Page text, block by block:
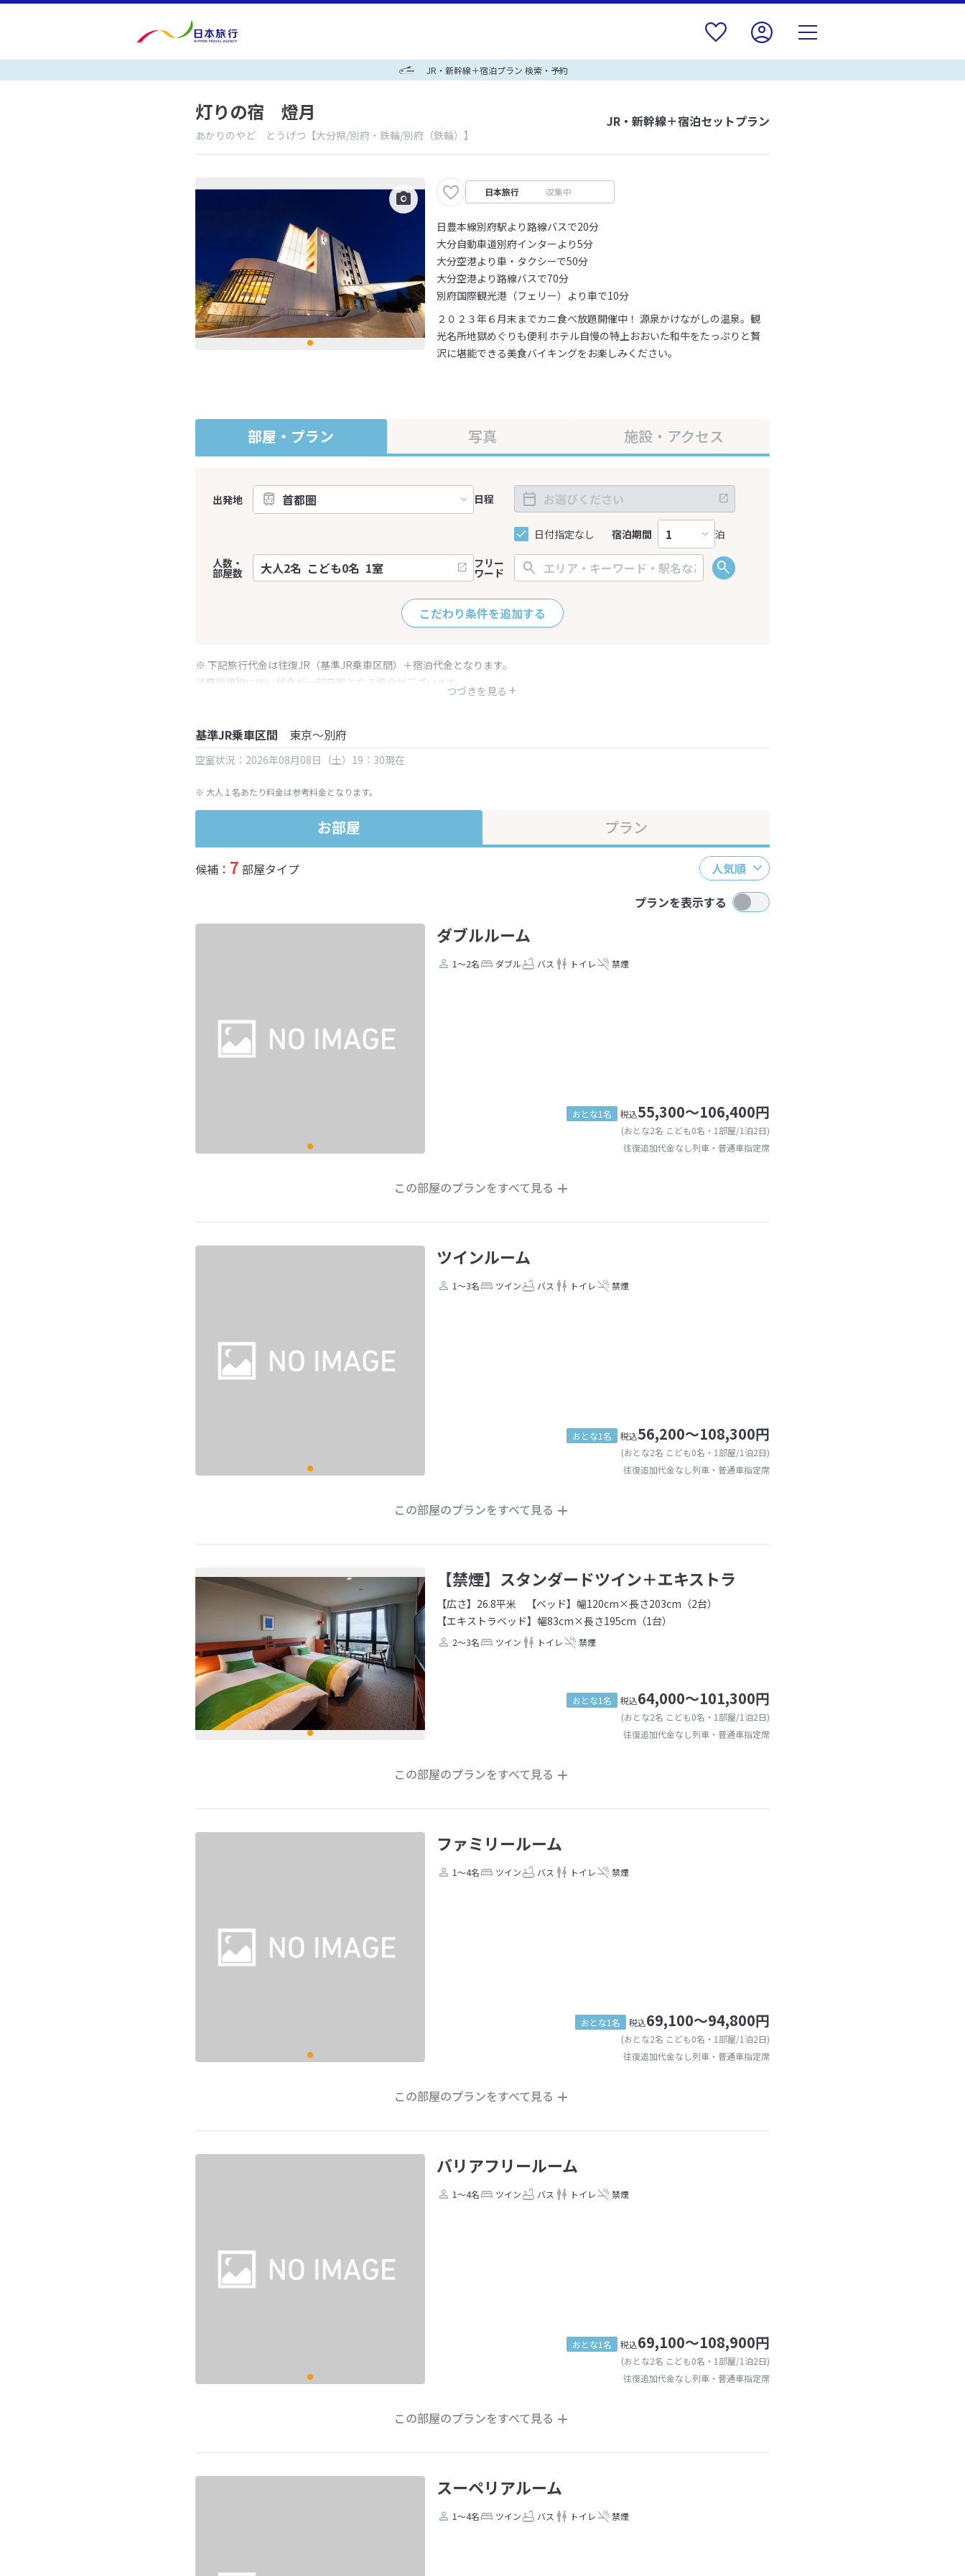
JR・新幹線＋宿泊プラン 検索・予約
灯りの宿 燈月
あかりのやど とうげつ 【大分県/別府・鉄輪/別府（鉄輪）】
JR・新幹線＋宿泊セットプラン
日本旅行 収集中
日豊本線別府駅より路線バスで20分
大分自動車道別府インターより5分
大分空港より車・タクシーで50分
大分空港より路線バスで70分
別府国際観光港（フェリー）より車で10分
２０２３年６月末までカニ食べ放題開催中！ 源泉かけながしの温泉。観
光名所地獄めぐりも便利 ホテル自慢の特上おおいた和牛をたっぷりと贅
沢に堪能できる美食バイキングをお楽しみください。
部屋・プラン 写真 施設・アクセス
出発地 日程
日付指定なし 宿泊期間
泊
人数・
部屋数
フリー
ワード
こだわり条件を追加する
つづきを見る
※ 下記旅行代金は往復JR（基準JR乗車区間）＋宿泊代金となります。
消費税増税に伴い代金が一部変更となる場合がございます。
※ 表示されている旅行代金・プラン内容は一定時間ごとに更新されます。最終確認画面でご確認ください。
基準JR乗車区間 東京～別府
空室状況：2026年08月08日（土）19：30現在
※ 大人１名あたり料金は参考料金となります。
お部屋 プラン
候補： 7 部屋タイプ
人気順
プランを表示する
ダブルルーム
1～2名 ダブル バス トイレ 禁煙
おとな1名 税込55,300～106,400円
(おとな2名 こども0名・1部屋/1泊2日)
往復追加代金なし列車・普通車指定席
この部屋のプランをすべて見る
ツインルーム
1～3名 ツイン バス トイレ 禁煙
おとな1名 税込56,200～108,300円
(おとな2名 こども0名・1部屋/1泊2日)
往復追加代金なし列車・普通車指定席
この部屋のプランをすべて見る
【禁煙】スタンダードツイン＋エキストラ
【広さ】26.8平米
【ベッド】幅120cm×長さ203cm（2台）
【エキストラベッド】幅83cm×長さ195cm（1台）
2～3名 ツイン トイレ 禁煙
おとな1名 税込64,000～101,300円
(おとな2名 こども0名・1部屋/1泊2日)
往復追加代金なし列車・普通車指定席
この部屋のプランをすべて見る
ファミリールーム
1～4名 ツイン バス トイレ 禁煙
おとな1名 税込69,100～94,800円
(おとな2名 こども0名・1部屋/1泊2日)
往復追加代金なし列車・普通車指定席
この部屋のプランをすべて見る
バリアフリールーム
1～4名 ツイン バス トイレ 禁煙
おとな1名 税込69,100～108,900円
(おとな2名 こども0名・1部屋/1泊2日)
往復追加代金なし列車・普通車指定席
この部屋のプランをすべて見る
スーペリアルーム
1～4名 ツイン バス トイレ 禁煙